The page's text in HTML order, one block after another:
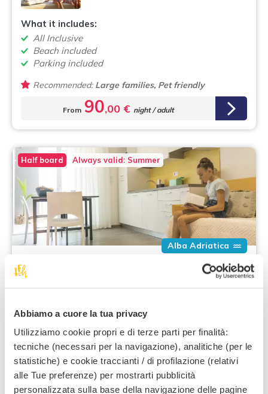
Abbiamo a cuore la tua privacy
Utilizziamo cookie propri e di terze parti per finalità:
tecniche (necessari per la navigazione), analitiche (per le
statistiche) e cookie traccianti / di profilazione (relativi
alle Tue preferenze) per mostrarti pubblicità
personalizzata sulla base della navigazione delle pagine
What it includes:
All Inclusive
Beach included
Parking included
Recommended:Large families, Pet friendly
From 90,00 € night / adult
Half board Always valid: Summer
Alba Adriatica
FAMILY HOTEL... AND SO MUCH MORE!
Hotel Doge***
Abruzzo
What it includes:
Welcome gift for pets
Recommended:Families with 1 child, Pet friendly